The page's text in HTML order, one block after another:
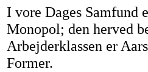
I vore Dages Samfund
Monopol; den herved
Arbejderklassen er
Former.